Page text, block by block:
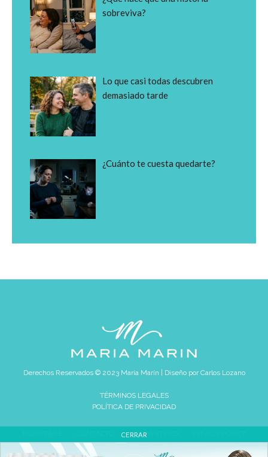
sobreviva?
Lo que casi todas descubren
demasiado tarde
¿Cuánto te cuesta quedarte?
Derechos Reservados © 2023 María Marín | Diseño porCarlos Lozano
TÉRMINOS LEGALES
POLÍTICA DE PRIVACIDAD
REVIEW ETHICS
CERRAR